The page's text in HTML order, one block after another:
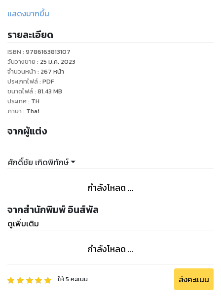
เสนอด้วย รูปภาพประกอบ Mind Map และตารางสรุป พร้อมแนว
สนามสอบ
แสดงมากขึ้น
รายละเอียด
ISBN : 9786163813107
วันวางขาย : 25 ม.ค. 2023
จำนวนหน้า : 267 หน้า
ประเภทไฟล์: PDF
ขนาดไฟล์: 81.43 MB
ประเทศ: TH
ภาษา : Thai
จากผู้แต่ง
ศักดิ์ชัย เกิดพิทักษ์
กำลังโหลด ...
จากสำนักพิมพ์ อินส์พัล
ดูเพิ่มเติม
กำลังโหลด ...
ให้5 คะแนน ส่งคะแนน